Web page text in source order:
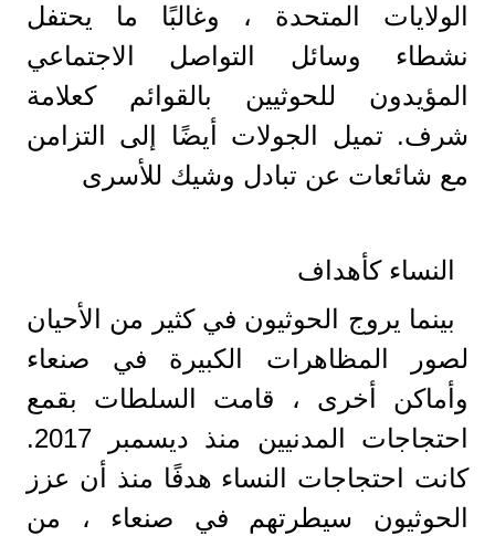
الولايات المتحدة ، وغالبًا ما يحتفل
نشطاء وسائل التواصل الاجتماعي
المؤيدون للحوثيين بالقوائم كعلامة
شرف. تميل الجولات أيضًا إلى التزامن
مع شائعات عن تبادل وشيك للأسرى
النساء كأهداف
بينما يروج الحوثيون في كثير من الأحيان
لصور المظاهرات الكبيرة في صنعاء
وأماكن أخرى ، قامت السلطات بقمع
احتجاجات المدنيين منذ ديسمبر 2017.
كانت احتجاجات النساء هدفًا منذ أن عزز
الحوثيون سيطرتهم في صنعاء ، من